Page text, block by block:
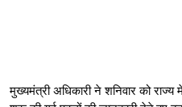
मुख्यमंत्री अधिकारी ने शनिवार को राज्य